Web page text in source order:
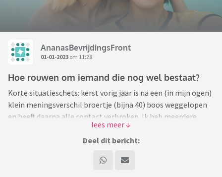
AnanasBevrijdingsFront
01-01-2023 om 11:28
Hoe rouwen om iemand die nog wel bestaat?
Korte situatieschets: kerst vorig jaar is na een (in mijn ogen)
klein meningsverschil broertje (bijna 40) boos weggelopen
en heeft daarna alle contact verbroken. Ik heb meerdere
malen contact gezocht, alles wordt genegeerd, weggedrukt,
ik ben van al zijn social media verwijderd/geblokkeerd.
de bal bij hem gelegd. Ik mis je, de deur staat open, ik hoor
Deel dit bericht: